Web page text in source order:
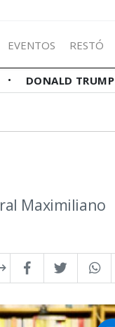
EVENTOS RESTÓ
DONALD TRUMP
Maximiliano